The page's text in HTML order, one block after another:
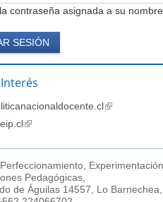
contraseña asignada a su
(link
(link
external)
Pedagógicas,
de Águilas 14557, Lo Barnechea,